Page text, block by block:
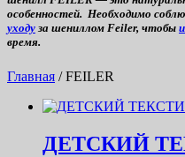
особенностей. Необходимо
уходу за шениллом Feiler, чтобы
время.
Главная / FEILER
ДЕТСКИЙ